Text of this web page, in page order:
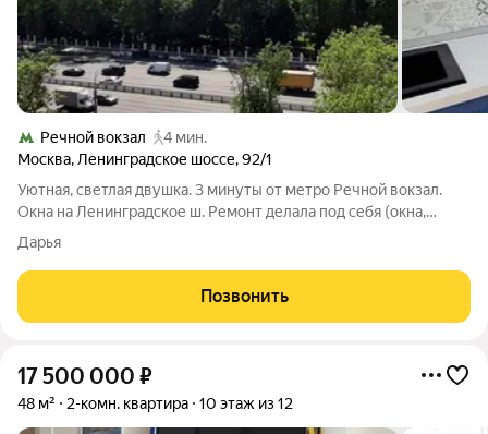
Речной вокзал
4 мин.
Москва, Ленинградское шоссе,92/1
Уютная, светлая двушка. 3 минуты от метро Речной вокзал.
Окна на Ленинградское ш. Ремонт делала под себя (окна,
двери, заново залитый пол, ламинат, проводка, потолки). Одна
собственница, без долей, ДКП, более 5 лет в собственности.
Торг уместен!
Дарья
Позвонить
17 500 000 ₽
48 м² 2-комн. квартира 10 этаж из 12